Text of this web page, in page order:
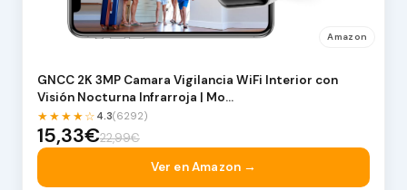
Amazon
GNCC 2K 3MP Camara Vigilancia WiFi Interior con
Visión Nocturna Infrarroja | Mo…
★★★★☆ 4.3(6292)
15,33€22,99€
Ver en Amazon →